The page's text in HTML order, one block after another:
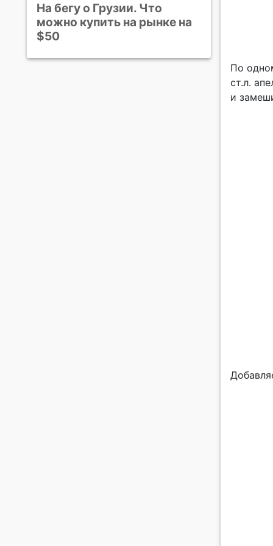
По
ст.л.
и
На бегу о Грузии. Что
можно купить на рынке на
$50